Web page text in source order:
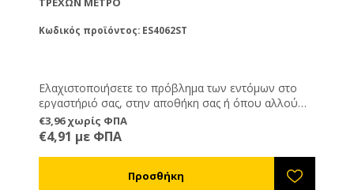
Κωδικός προϊόντος: ES4062ST
Ελαχιστοποιήσετε το πρόβλημα των εντόμων στο
εργαστήριό σας, στην αποθήκη σας ή όπου αλλού
υπάρχει πρόβλημα. Αποτελεσματικός, οικονομικός
και καλαίσθητος τρόπος για να κρατήσετε τα έντομα
έξω από τους χώρους σας. Μπορούμε να σας
τοποθέτηση αρκεί να μας δώσετε το ολικό ύψος και
€3,96 χωρίς ΦΠΑ
€4,91 με ΦΠΑ